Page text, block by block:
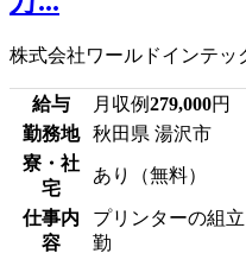
株式会社ワールドインテッ
給与 月収例279,000円
勤務地
秋田県 湯沢市
寮・社
宅
あり（無料）
仕事内
容
プリンターの組
勤